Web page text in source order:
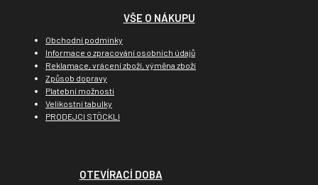
VŠE O NÁKUPU
Obchodní podmínky
Informace o zpracování osobních údajů
Reklamace, vrácení zboží, výměna zboží
Způsob dopravy
Platební možnosti
Velikostní tabulky
PRODEJCI STÖCKLI
OTEVÍRACÍ DOBA